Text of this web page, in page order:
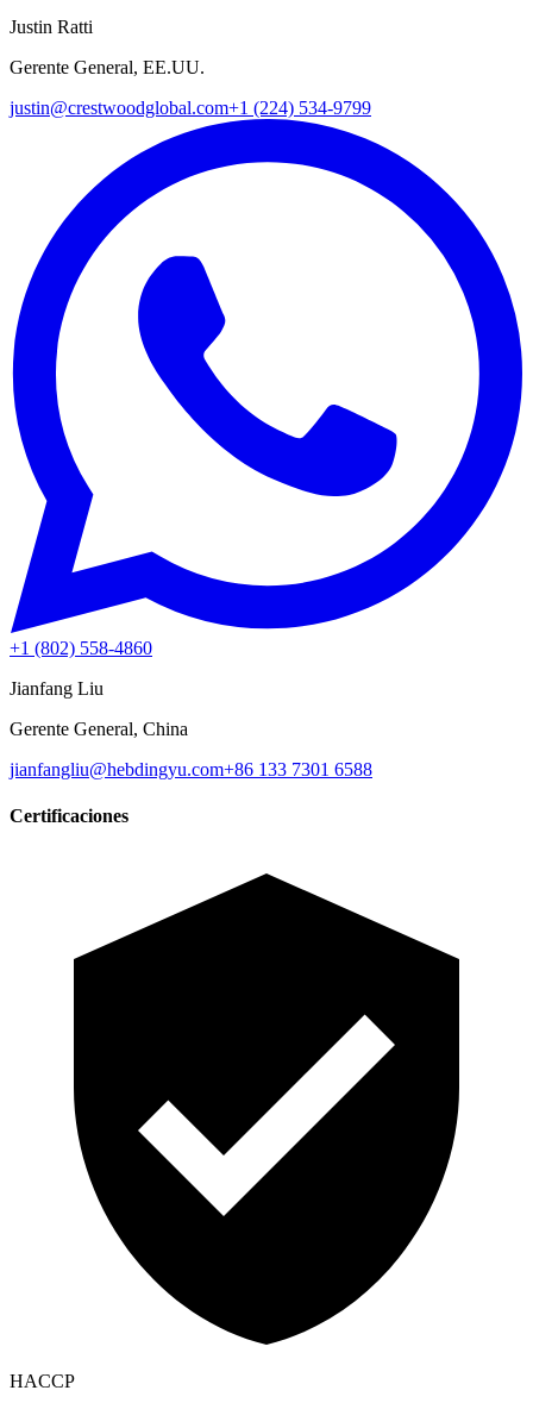
Justin Ratti
Gerente General, EE.UU.
justin@crestwoodglobal.com+1 (224) 534-9799
+1 (802) 558-4860
Jianfang Liu
Gerente General, China
jianfangliu@hebdingyu.com+86 133 7301 6588
Certificaciones
HACCP